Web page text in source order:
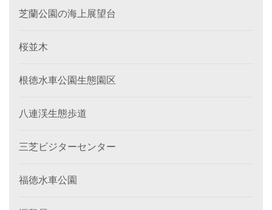
芝蘭公園の海上展望台
桜並木
根徳水車公園生態園区
八連渓生態歩道
三芝ビジターセンター
福徳水車公園